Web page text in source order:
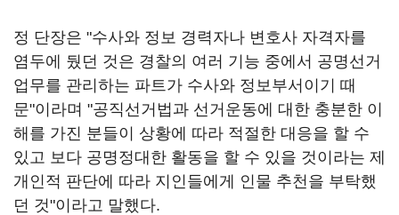
정 단장은 "수사와 정보 경력자나 변호사 자격자를
염두에 뒀던 것은 경찰의 여러 기능 중에서 공명선거
업무를 관리하는 파트가 수사와 정보부서이기 때
문"이라며 "공직선거법과 선거운동에 대한 충분한 이
해를 가진 분들이 상황에 따라 적절한 대응을 할 수
있고 보다 공명정대한 활동을 할 수 있을 것이라는 제
개인적 판단에 따라 지인들에게 인물 추천을 부탁했
던 것"이라고 말했다.